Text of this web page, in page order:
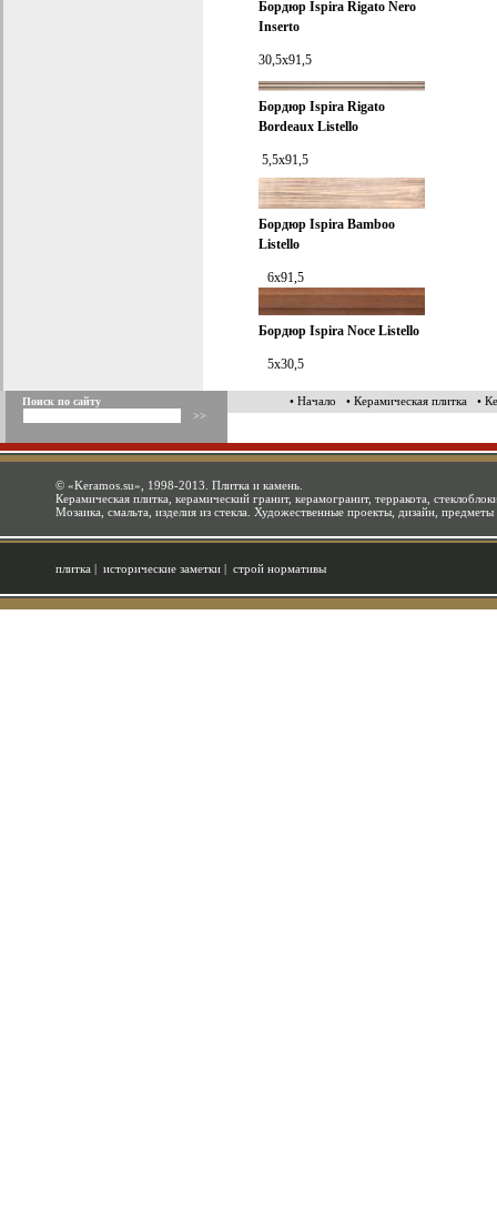
Бордюр Ispira Rigato Nero
Inserto
30,5x91,5
Бордюр Ispira Rigato
Bordeaux Listello
5,5x91,5
Бордюр Ispira Bamboo
Listello
6x91,5
Бордюр Ispira Noce Listello
5x30,5
Поиск по сайту • Начало • Керамическая плитка •
© «Keramos.su» , 1998-2013. Плитка и камень.
Керамическая плитка, керамический гранит, керамогранит, терракота,
Мозаика, смальта, изделия из стекла. Художественные проекты, дизайн, предметы
плитка | исторические заметки | строй нормативы